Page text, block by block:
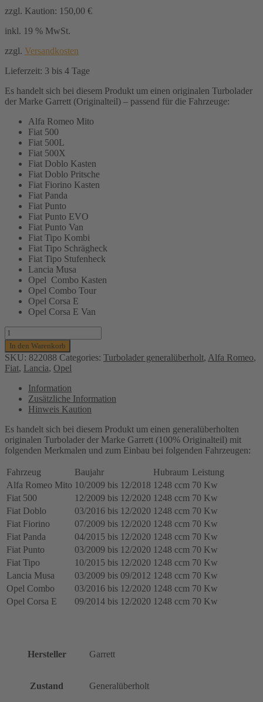
zzgl. Kaution: 150,00 €
inkl. 19 % MwSt.
zzgl. Versandkosten
Lieferzeit: 3 bis 4 Tage
Es handelt sich bei diesem Produkt um einen originalen Turbolader
der Marke Garrett (Originalteil) – passend für die Fahrzeuge:
Alfa Romeo Mito
Fiat 500
Fiat 500L
Fiat 500X
Fiat Doblo Kasten
Fiat Doblo Pritsche
Fiat Fiorino Kasten
Fiat Panda
Fiat Punto
Fiat Punto EVO
Fiat Punto Van
Fiat Tipo Kombi
Fiat Tipo Schrägheck
Fiat Tipo Stufenheck
Lancia Musa
Opel Combo Kasten
Opel Combo Tour
Opel Corsa E
Opel Corsa E Van
Turbolader
GARRETT
(generalüberholt)
für
Alfa
Romeo,
Lancia,
1.3L
CDTI
-
Kw,
330A1.000
MOTOR
(DIESEL),
55266963,
95524461,
8220088
Menge
In den Warenkorb
SKU: 822088 Categories: Turbolader generalüberholt, Alfa Romeo,
Fiat, Lancia, Opel
Information
Zusätzliche Information
Hinweis Kaution
Es handelt sich bei diesem Produkt um einen generalüberholten
originalen Turbolader der Marke Garrett (100% Originalteil) mit
folgenden Merkmalen und zum Einbau bei folgenden Fahrzeugen:
Fahrzeug Baujahr Hubraum Leistung
Alfa Romeo Mito 10/2009 bis 12/2018 1248 ccm 70 Kw
Fiat 500
12/2009 bis 12/2020 1248 ccm 70 Kw
Fiat Doblo
03/2016 bis 12/2020 1248 ccm 70 Kw
Fiat Fiorino
07/2009 bis 12/2020 1248 ccm 70 Kw
Fiat Panda
04/2015 bis 12/2020 1248 ccm 70 Kw
Fiat Punto
03/2009 bis 12/2020 1248 ccm 70 Kw
Fiat Tipo
10/2015 bis 12/2020 1248 ccm 70 Kw
Lancia Musa
03/2009 bis 09/2012 1248 ccm 70 Kw
Opel Combo
03/2016 bis 12/2020 1248 ccm 70 Kw
Opel Corsa E
09/2014 bis 12/2020 1248 ccm 70 Kw
Hersteller Garrett
Zustand Generalüberholt